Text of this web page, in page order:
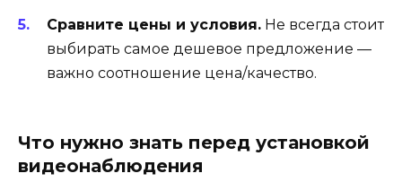
Сравните цены и условия. Не всегда стоит
выбирать самое дешевое предложение —
важно соотношение цена/качество.
Что нужно знать перед установкой
видеонаблюдения